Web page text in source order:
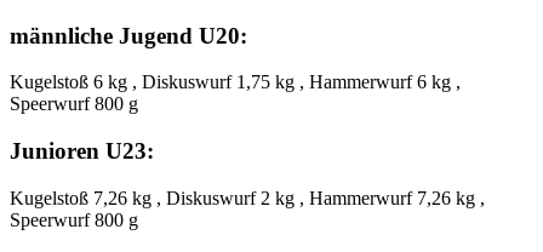
männliche Jugend U20:
Kugelstoß 6 kg , Diskuswurf 1,75 kg , Hammerwurf 6 kg ,
Speerwurf 800 g
Junioren U23:
Kugelstoß 7,26 kg , Diskuswurf 2 kg , Hammerwurf 7,26 kg ,
Speerwurf 800 g